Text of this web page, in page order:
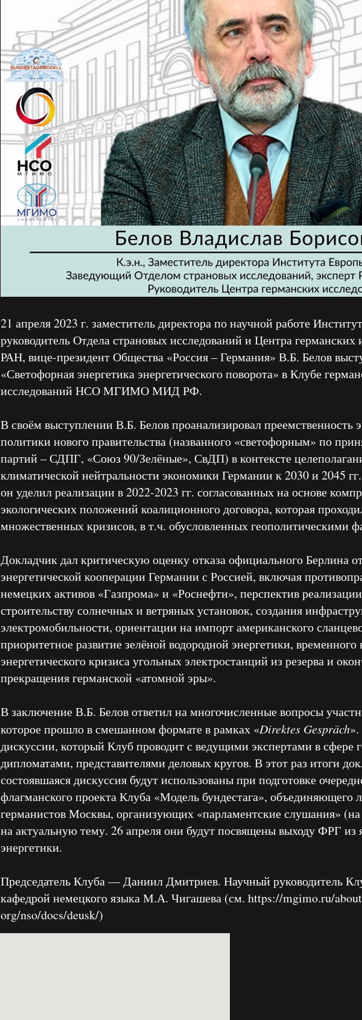
21 апреля 2023 г. заместитель директора по научной работе
руководитель Отдела страновых исследований и Центра
РАН, вице-президент Общества «Россия – Германия» В.Б. Белов
«Светофорная энергетика энергетического поворота» в Клубе
исследований НСО МГИМО МИД РФ.
В своём выступлении В.Б. Белов проанализировал преемственность
политики нового правительства (названного «светофорным» по
партий – СДПГ, «Союз 90/Зелёные», СвДП) в контексте
климатической нейтральности экономики Германии к 2030 и 2045
он уделил реализации в 2022-2023 гг. согласованных на основе
экологических положений коалиционного договора, которая
множественных кризисов, в т.ч. обусловленных геополитическими
Докладчик дал критическую оценку отказа официального Берлина
энергетической кооперации Германии с Россией, включая
немецких активов «Газпрома» и «Роснефти», перспектив
строительству солнечных и ветряных установок, создания
электромобильности, ориентации на импорт американского
приоритетное развитие зелёной водородной энергетики, временного
энергетического кризиса угольных электростанций из резерва и
прекращения германской «атомной эры».
В заключение В.Б. Белов ответил на многочисленные вопросы
которое прошло в смешанном формате в рамках «Direktes Gespräch
дискуссии, который Клуб проводит с ведущими экспертами в сфере
дипломатами, представителями деловых кругов. В этот раз итоги
состоявшаяся дискуссия будут использованы при подготовке
флагманского проекта Клуба «Модель бундестага», объединяющего
германистов Москвы, организующих «парламентские слушания»
на актуальную тему. 26 апреля они будут посвящены выходу ФРГ из
энергетики.
Председатель Клуба — Даниил Дмитриев. Научный руководитель
кафедрой немецкого языка М.А. Чигашева (см. https://mgimo.ru/
org/nso/docs/deusk/)